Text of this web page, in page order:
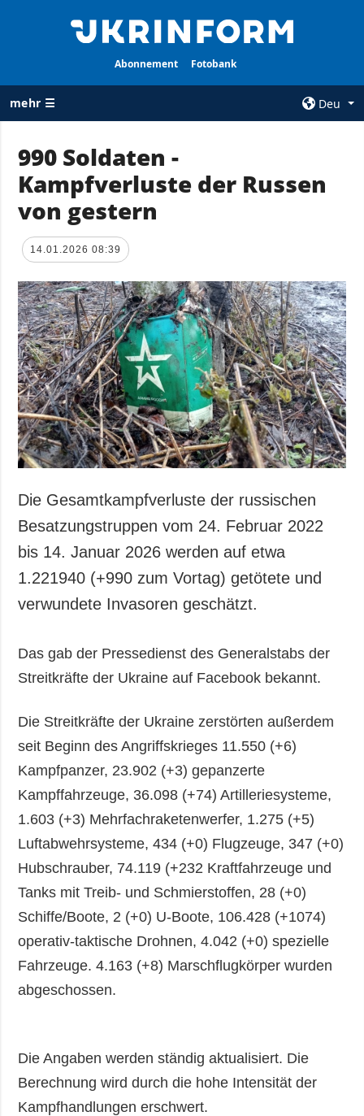
Abonnement Fotobank
mehr ☰
Deu
ALLE
RUBRIKEN
Krieg
Wiederaufbau
Politik
Wirtschaft
Militär
Gesellschaft und
Kultur
Sport
Kriminalität
Notstand und
AGENTUR
Politik zur
Vertraulichkeit
und zum Schutz
personenbezogener
Daten
ZUSÄTZLICH
Veröffentlichungen
Interview
Fotos
LEISTUNGEN
Abonnement
Fotobank
990 Soldaten -
Kampfverluste der Russen
von gestern
14.01.2026 08:39
Die Gesamtkampfverluste der russischen
Besatzungstruppen vom 24. Februar 2022
bis 14. Januar 2026 werden auf etwa
1.221940 (+990 zum Vortag) getötete und
verwundete Invasoren geschätzt.
Das gab der Pressedienst des Generalstabs der
Streitkräfte der Ukraine auf Facebook bekannt.
Die Streitkräfte der Ukraine zerstörten außerdem
seit Beginn des Angriffskrieges 11.550 (+6)
Kampfpanzer, 23.902 (+3) gepanzerte
Kampffahrzeuge, 36.098 (+74) Artilleriesysteme,
1.603 (+3) Mehrfachraketenwerfer, 1.275 (+5)
Luftabwehrsysteme, 434 (+0) Flugzeuge, 347 (+0)
Hubschrauber, 74.119 (+232 Kraftfahrzeuge und
Tanks mit Treib- und Schmierstoffen, 28 (+0)
Schiffe/Boote, 2 (+0) U-Boote, 106.428 (+1074)
operativ-taktische Drohnen, 4.042 (+0) spezielle
Fahrzeuge. 4.163 (+8) Marschflugkörper wurden
abgeschossen.
Die Angaben werden ständig aktualisiert. Die
Berechnung wird durch die hohe Intensität der
Kampfhandlungen erschwert.